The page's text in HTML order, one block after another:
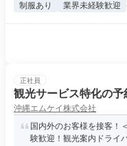
制服あり 業界未経験歓迎
正社員
観光サービス特化の
沖縄エムケイ株式会社
国内外のお客様を接客！
験歓迎！観光案内ドライ